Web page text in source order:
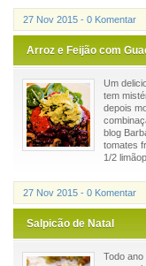
27 Nov 2015 - 0 Komentar
Arroz e Feijão com
Um
tem
depois
blog
tomates
1/2
27 Nov 2015 - 0 Komentar
Salpicão de Natal
Todo